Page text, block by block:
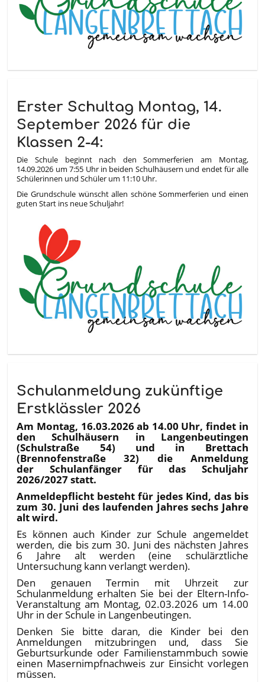
Erster Schultag Montag, 14.
September 2026 für die
Klassen 2-4:
Die Schule beginnt nach den Sommerferien am Montag,
14.09.2026 um 7:55 Uhr in beiden Schulhäusern und endet für alle
Schülerinnen und Schüler um 11:10 Uhr.
Die Grundschule wünscht allen schöne Sommerferien und einen
guten Start ins neue Schuljahr!
Schulanmeldung zukünftige
Erstklässler 2026
Am Montag, 16.03.2026 ab 14.00 Uhr, findet in
den Schulhäusern in Langenbeutingen
(Schulstraße 54) und in Brettach
(Brennofenstraße 32) die Anmeldung
der Schulanfänger für das Schuljahr
2026/2027 statt.
Anmeldepflicht besteht für jedes Kind, das bis
zum 30. Juni des laufenden Jahres sechs Jahre
alt wird.
Es können auch Kinder zur Schule angemeldet
werden, die bis zum 30. Juni des nächsten Jahres
6 Jahre alt werden (eine schulärztliche
Untersuchung kann verlangt werden).
Den genauen Termin mit Uhrzeit zur
Schulanmeldung erhalten Sie bei der Eltern-Info-
Veranstaltung am Montag, 02.03.2026 um 14.00
Uhr in der Schule in Langenbeutingen.
Denken Sie bitte daran, die Kinder bei den
Anmeldungen mitzubringen und, dass Sie
Geburtsurkunde oder Familienstammbuch sowie
einen Masernimpfnachweis zur Einsicht vorlegen
müssen.